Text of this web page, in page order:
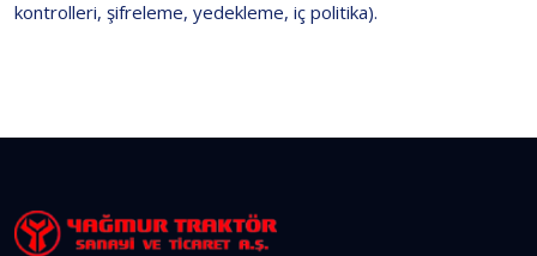
kontrolleri, şifreleme, yedekleme, iç politika).